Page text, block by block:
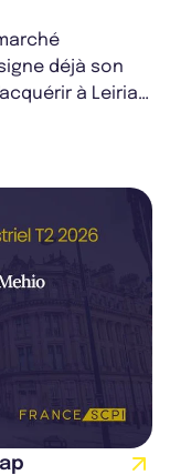
déjà son
à Leiria,